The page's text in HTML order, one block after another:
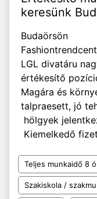
keresünk
Budaörsön
LGL divatáru
értékesítő
Magára és
talpraesett, jó
hölgyek
Kiemelkedő
Teljes munkaidő 8
Szakiskola /